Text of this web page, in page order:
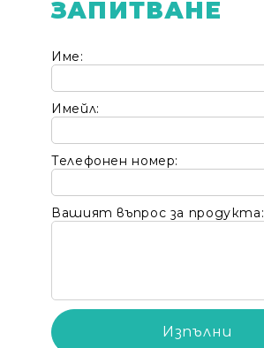
ЗАПИТВАНЕ
Име:
Имейл:
Телефонен номер:
Вашият въпрос за продукта: